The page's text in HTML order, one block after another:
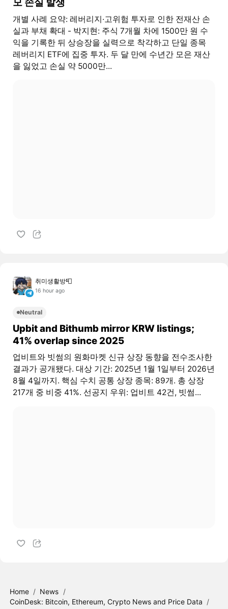
모 손실 발생
개별 사례 요약: 레버리지·고위험 투자로 인한 전재산 손
실과 부채 확대 - 박지현: 주식 7개월 차에 1500만 원 수
익을 기록한 뒤 상승장을 실력으로 착각하고 단일 종목
레버리지 ETF에 집중 투자. 두 달 만에 수년간 모은 재산
을 잃었고 손실 약 5000만...
취미생활방📮
16 hour ago
Neutral
Upbit and Bithumb mirror KRW listings;
41% overlap since 2025
업비트와 빗썸의 원화마켓 신규 상장 동향을 전수조사한
결과가 공개됐다. 대상 기간: 2025년 1월 1일부터 2026년
8월 4일까지. 핵심 수치 공통 상장 종목: 89개. 총 상장
217개 중 비중 41%. 선공지 우위: 업비트 42건, 빗썸...
Home / News /
CoinDesk: Bitcoin, Ethereum, Crypto News and Price Data /